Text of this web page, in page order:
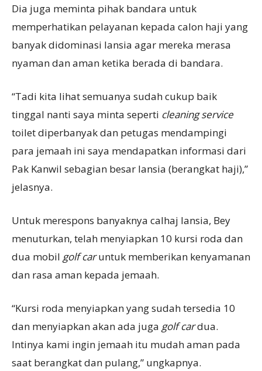
Dia juga meminta pihak bandara untuk
memperhatikan pelayanan kepada calon haji yang
banyak didominasi lansia agar mereka merasa
nyaman dan aman ketika berada di bandara.
“Tadi kita lihat semuanya sudah cukup baik
tinggal nanti saya minta seperti cleaning service
toilet diperbanyak dan petugas mendampingi
para jemaah ini saya mendapatkan informasi dari
Pak Kanwil sebagian besar lansia (berangkat haji),”
jelasnya.
Untuk merespons banyaknya calhaj lansia, Bey
menuturkan, telah menyiapkan 10 kursi roda dan
dua mobil golf caruntuk memberikan kenyamanan
dan rasa aman kepada jemaah.
“Kursi roda menyiapkan yang sudah tersedia 10
dan menyiapkan akan ada juga golf cardua.
Intinya kami ingin jemaah itu mudah aman pada
saat berangkat dan pulang,” ungkapnya.